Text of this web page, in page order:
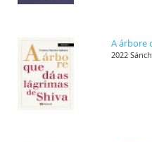
A árbore
2022